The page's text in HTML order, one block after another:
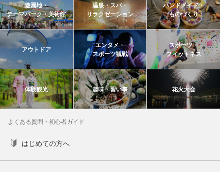
遊園地・
テーマパーク・美術館
温泉・スパ・
リラクゼーション
ハンドメイド・
ものづくり
アウトドア
エンタメ・
スポーツ観戦
スポーツ・
フィットネス
体験観光 趣味・習い事 花火大会
よくある質問・初心者ガイド
はじめての方へ